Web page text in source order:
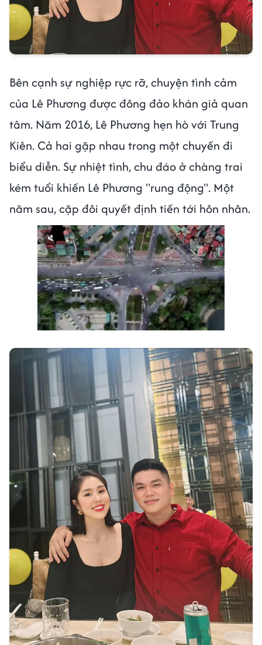
Bên cạnh sự nghiệp rực rỡ, chuyện tình cảm
của Lê Phương được đông đảo khán giả quan
tâm. Năm 2016, Lê Phương hẹn hò với Trung
Kiên. Cả hai gặp nhau trong một chuyến đi
biểu diễn. Sự nhiệt tình, chu đáo ở chàng trai
kém tuổi khiến Lê Phương "rung động". Một
năm sau, cặp đôi quyết định tiến tới hôn nhân.